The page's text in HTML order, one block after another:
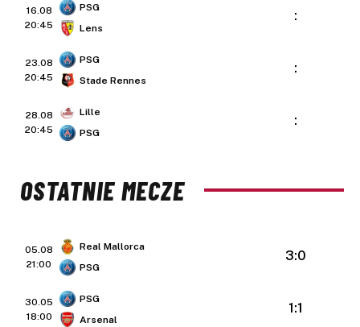
16.08
20:45
PSG
Lens
:
23.08
20:45
PSG
Stade Rennes
:
28.08
20:45
Lille
PSG
:
OSTATNIE MECZE
05.08
21:00
Real Mallorca
PSG
3:0
30.05
18:00
PSG
Arsenal
1:1